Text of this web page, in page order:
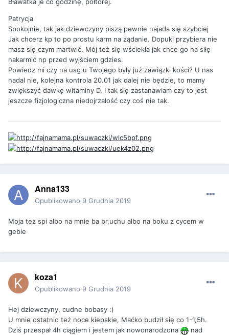
Patrycja
Spokojnie, tak jak dziewczyny piszą pewnie najada się szybciej
Jak chcerz kp to po prostu karm na żądanie. Dopuki przybiera nie
masz się czym martwić. Mój też się wściekła jak chce go na siłę
nakarmić np przed wyjściem gdzies.
Powiedz mi czy na usg u Twojego były już zawiązki kości? U nas
nadal nie, kolejna kontrola 20.01 jak dalej nie będzie, to mamy
zwiększyć dawkę witaminy D. I tak się zastanawiam czy to jest
jeszcze fizjologiczna niedojrzałość czy coś nie tak.
Anna133
Opublikowano 9 Grudnia 2019
Moja tez spi albo na mnie ba br,uchu albo na boku z cycem w
gebie
koza1
Opublikowano 9 Grudnia 2019
Hej dziewczyny, cudne bobasy :)
U mnie ostatnio też noce kiepskie, Maćko budził się co 1-1,5h.
Dziś przespał 4h ciągiem i jestem jak nowonarodzona
nad